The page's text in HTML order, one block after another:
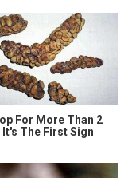
For More Than 2
It's The First Sign